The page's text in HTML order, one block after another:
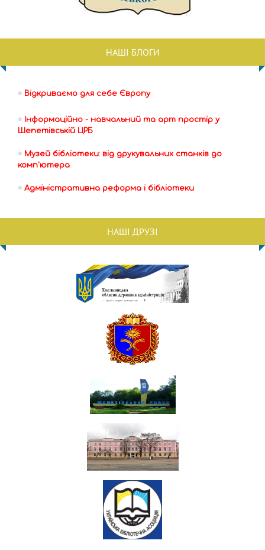
НАШІ БЛОГИ
Відкриваємо для себе Європу
Інформаційно - навчальний та арт простір у
Шепетівській ЦРБ
Музей бібліотеки: від друкувальних станків до
комп'ютера
Адміністративна реформа і бібліотеки
НАШІ ДРУЗІ